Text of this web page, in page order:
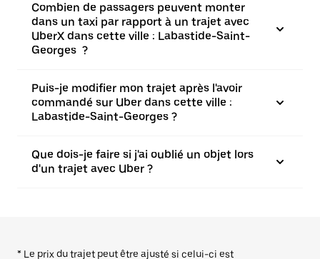
Combien de passagers peuvent monter
dans un taxi par rapport à un trajet avec
UberX dans cette ville : Labastide-Saint-
Georges ?
Puis-je modifier mon trajet après l'avoir
commandé sur Uber dans cette ville :
Labastide-Saint-Georges ?
Que dois-je faire si j'ai oublié un objet lors
d'un trajet avec Uber ?
* Le prix du trajet peut être ajusté si celui-ci est